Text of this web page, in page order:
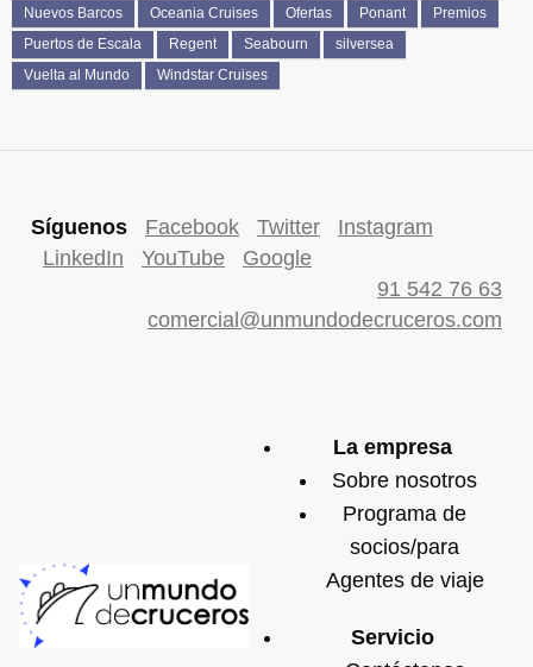
Nuevos Barcos
Oceania Cruises Ofertas Ponant
Premios
Puertos de Escala
Regent Seabourn
silversea
Vuelta al Mundo
Windstar Cruises
Síguenos Facebook Twitter
Instagram
LinkedIn
YouTube
Google
91 542 76 63
comercial@unmundodecruceros.com
La empresa
Sobre nosotros
Programa de
socios/para
Agentes de viaje
Servicio